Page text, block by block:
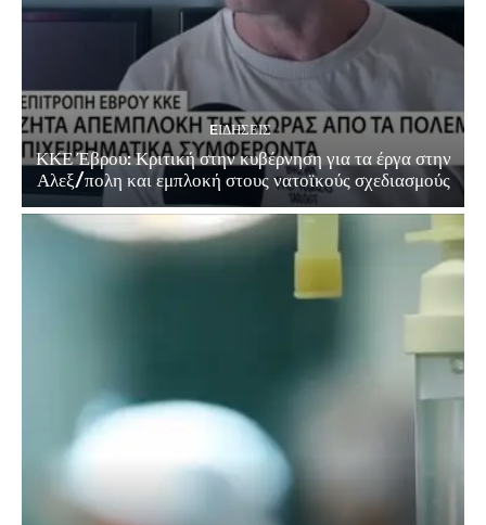
EΙΔΗΣΕΙΣ
ΚΚΕ Έβρου: Κριτική στην κυβέρνηση για τα έργα στην
Αλεξ/πολη και εμπλοκή στους νατοϊκούς σχεδιασμούς